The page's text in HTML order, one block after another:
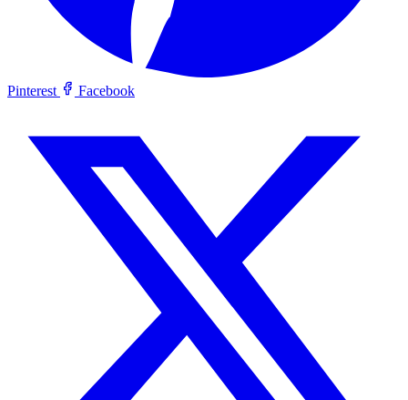
Pinterest Facebook